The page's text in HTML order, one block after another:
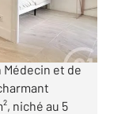
Carré
Médecin et de
niché au 5